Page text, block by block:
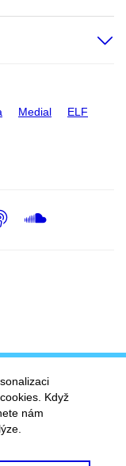
Medial ELF
Podcast
Když
nám